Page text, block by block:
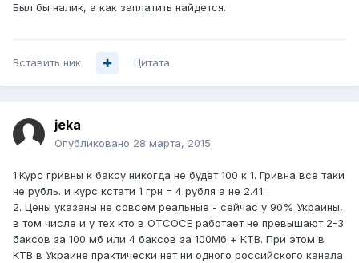
Был бы налик, а как заплатить найдется.
Вставить ник Цитата
jeka
Опубликовано 28 марта, 2015
1.Курс гривны к баксу никогда не будет 100 к 1. Гривна все таки
не рубль. и курс кстати 1 грн = 4 рубля а не 2.41.
2. Цены указаны не совсем реальные - сейчас у 90% Украины,
в том числе и у тех кто в ОТСОСЕ работает не превышают 2-3
баксов за 100 мб или 4 баксов за 100Мб + КТВ. При этом в
КТВ в Украине практически нет ни одного российского канала